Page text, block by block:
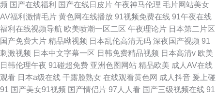
频 国产在线福利 国产在线日皮片 午夜神马伦理 毛片网站美女
AV福利激情毛片 黄色网在线播放 91视频免费在线 91午夜在线
福利在线视频导航 欧美喷潮一区二区 午夜理论片 日本第二片区
国产免费大片 精品呦视频 日本乱伦高清无码 深夜国产视频 91
刺激视频 日本中文字幕一区 日韩免费精品视频 日本高清v 欧美
日韩伦理午夜 91碰超免费 亚洲色图网站 精品欧美 成人AV在线
观看 日本a级在线 干露脸熟女 在线观看黄色网 成人抖音 爰上碰
91 国产美女91视频 国产情侣片 97人人看 国产三级视频在线 91